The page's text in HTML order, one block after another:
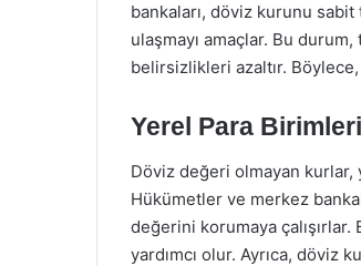
bankaları, döviz kurunu
ulaşmayı amaçlar. Bu
belirsizlikleri azaltır.
Yerel Para
Döviz değeri olmayan
Hükümetler ve merkez
değerini korumaya
yardımcı olur. Ayrıca, döviz